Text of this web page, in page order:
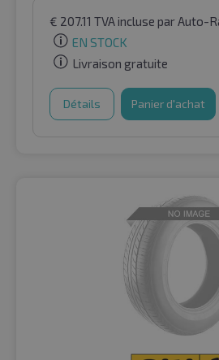
€ 207.11 TVA incluse par Auto-
EN STOCK
Livraison gratuite
Détails Panier d'achat